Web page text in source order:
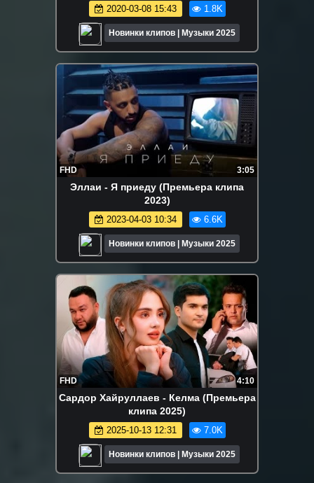
2020-03-08 15:43 1.8K
Новинки клипов | Музыки 2025
FHD 3:05
Эллаи - Я приеду (Премьера клипа
2023)
2023-04-03 10:34 6.6K
Новинки клипов | Музыки 2025
FHD 4:10
Сардор Хайруллаев - Келма (Премьера
клипа 2025)
2025-10-13 12:31 7.0K
Новинки клипов | Музыки 2025